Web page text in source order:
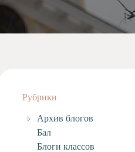
Рубрики
Архив блогов
Бал
Блоги классов